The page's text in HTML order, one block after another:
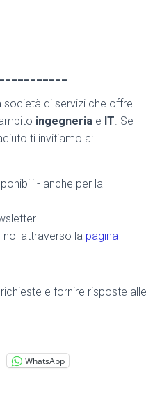
società di servizi che offre
ingegneria e IT. Se
ti invitiamo a:
- anche per la
attraverso la pagina
e fornire risposte alle
WhatsApp